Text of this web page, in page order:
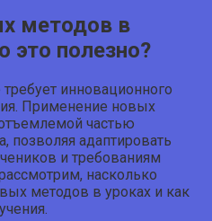
методов в
это полезно?
инновационного
Применение новых
частью
позволяя адаптировать
и требованиям
насколько
методов в уроках и как